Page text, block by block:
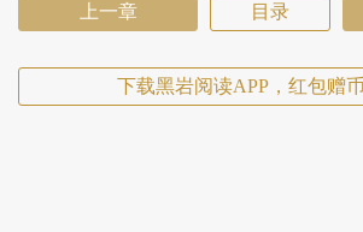
上一章 目录
下载黑岩阅读APP，红包赠